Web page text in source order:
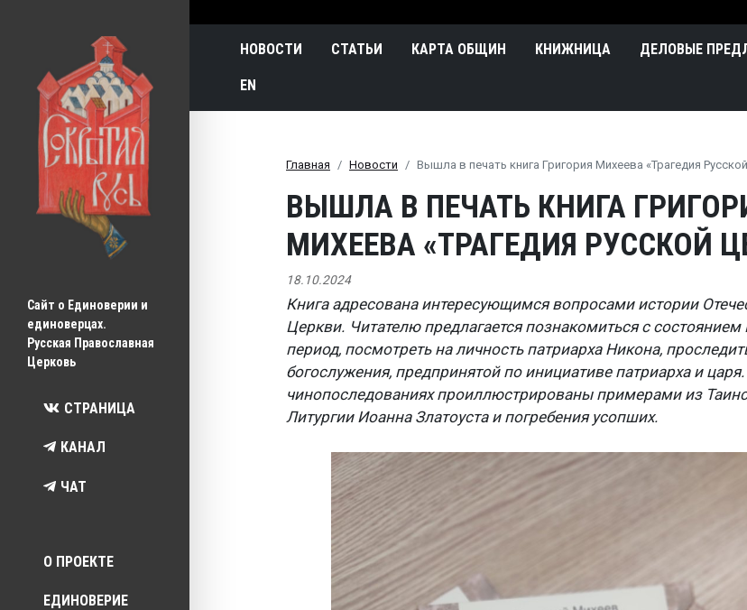
Сайт о Единоверии и
единоверцах.
Русская Православная
Церковь
СТРАНИЦА
КАНАЛ
ЧАТ
Top menu
О ПРОЕКТЕ
ЕДИНОВЕРИЕ
Main navigation
НОВОСТИ СТАТЬИ КАРТА ОБЩИН КНИЖНИЦА ДЕЛОВЫЕ
EN
Главная Новости Вышла в печать книга Григория Михеева «Трагедия
ВЫШЛА В ПЕЧАТЬ КНИГА
МИХЕЕВА «ТРАГЕДИЯ РУССКОЙ
18.10.2024
Книга адресована интересующимся вопросами истории
Церкви. Читателю предлагается познакомиться с
период, посмотреть на личность патриарха Никона,
богослужения, предпринятой по инициативе патриарха и
чинопоследованиях проиллюстрированы примерами из
Литургии Иоанна Златоуста и погребения усопших.